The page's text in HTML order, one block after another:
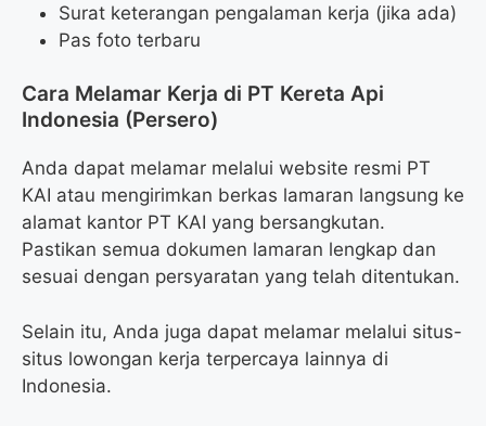
Surat keterangan pengalaman kerja (jika ada)
Pas foto terbaru
Cara Melamar Kerja di PT Kereta Api
Indonesia (Persero)
Anda dapat melamar melalui website resmi PT
KAI atau mengirimkan berkas lamaran langsung ke
alamat kantor PT KAI yang bersangkutan.
Pastikan semua dokumen lamaran lengkap dan
sesuai dengan persyaratan yang telah ditentukan.
Selain itu, Anda juga dapat melamar melalui situs-
situs lowongan kerja terpercaya lainnya di
Indonesia.